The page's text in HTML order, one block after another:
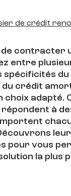
de crédit
de contracter
entre
spécificités
crédit
choix adapté.
à
pour vous
la plus